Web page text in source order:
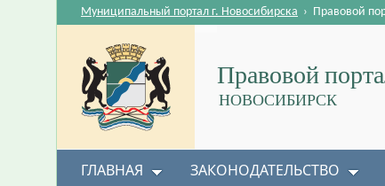
Правовой
НОВОСИБИРСК
Муниципальный портал г. Новосибирска › Правовой
ГЛАВНАЯ ЗАКОНОДАТЕЛЬСТВО